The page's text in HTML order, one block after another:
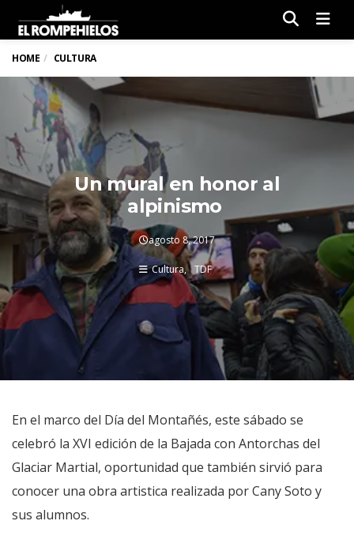
HOME CULTURA
Un mural en honor al
alpinismo
agosto 8, 2017
Cultura TDF
En el marco del Día del Montañés, este sábado se
celebró la XVI edición de la Bajada con Antorchas del
Glaciar Martial, oportunidad que también sirvió para
conocer una obra artistica realizada por Cany Soto y
sus alumnos.